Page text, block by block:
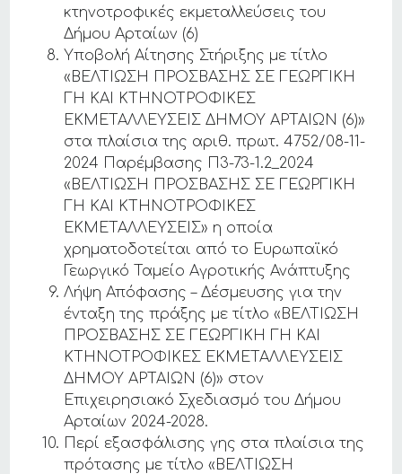
κτηνοτροφικές εκμεταλλεύσεις του
Δήμου Αρταίων (6)
Υποβολή Αίτησης Στήριξης με τίτλο
«ΒΕΛΤΙΩΣΗ ΠΡΟΣΒΑΣΗΣ ΣΕ ΓΕΩΡΓΙΚΗ
ΓΗ ΚΑΙ ΚΤΗΝΟΤΡΟΦΙΚΕΣ
ΕΚΜΕΤΑΛΛΕΥΣΕΙΣ ΔΗΜΟΥ ΑΡΤΑΙΩΝ (6)»
στα πλαίσια της αριθ. πρωτ. 4752/08-11-
2024 Παρέμβασης Π3-73-1.2_2024
«ΒΕΛΤΙΩΣΗ ΠΡΟΣΒΑΣΗΣ ΣΕ ΓΕΩΡΓΙΚΗ
ΓΗ ΚΑΙ ΚΤΗΝΟΤΡΟΦΙΚΕΣ
ΕΚΜΕΤΑΛΛΕΥΣΕΙΣ» η οποία
χρηματοδοτείται από το Ευρωπαϊκό
Γεωργικό Ταμείο Αγροτικής Ανάπτυξης
Λήψη Απόφασης – Δέσμευσης για την
ένταξη της πράξης με τίτλο «ΒΕΛΤΙΩΣΗ
ΠΡΟΣΒΑΣΗΣ ΣΕ ΓΕΩΡΓΙΚΗ ΓΗ ΚΑΙ
ΚΤΗΝΟΤΡΟΦΙΚΕΣ ΕΚΜΕΤΑΛΛΕΥΣΕΙΣ
ΔΗΜΟΥ ΑΡΤΑΙΩΝ (6)» στον
Επιχειρησιακό Σχεδιασμό του Δήμου
Αρταίων 2024-2028.
Περί εξασφάλισης γης στα πλαίσια της
πρότασης με τίτλο «ΒΕΛΤΙΩΣΗ